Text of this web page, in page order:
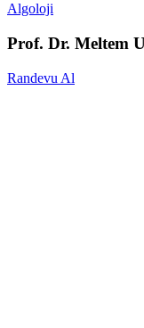
Algoloji
Prof. Dr. Meltem
Randevu Al